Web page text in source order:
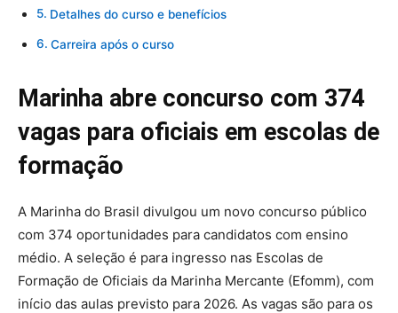
Detalhes do curso e benefícios
Carreira após o curso
Marinha abre concurso com 374
vagas para oficiais em escolas de
formação
A Marinha do Brasil divulgou um novo concurso público
com 374 oportunidades para candidatos com ensino
médio. A seleção é para ingresso nas Escolas de
Formação de Oficiais da Marinha Mercante (Efomm), com
início das aulas previsto para 2026. As vagas são para os